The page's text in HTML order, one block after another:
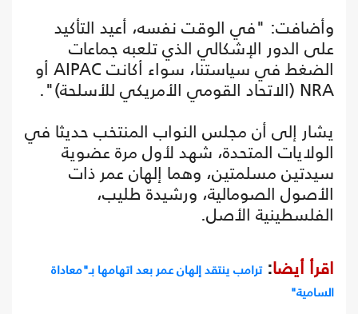
وأضافت: "في الوقت نفسه، أعيد التأكيد
على الدور الإشكالي الذي تلعبه جماعات
الضغط في سياستنا، سواء أكانت AIPAC أو
NRA (الاتحاد القومي الأمريكي للأسلحة)".
يشار إلى أن مجلس النواب المنتخب حديثا في
الولايات المتحدة، شهد لأول مرة عضوية
سيدتين مسلمتين، وهما إلهان عمر ذات
الأصول الصومالية، ورشيدة طليب،
الفلسطينية الأصل.
اقرأ أيضا:ترامب ينتقد إلهان عمر بعد اتهامها بـ"معاداة
السامية"